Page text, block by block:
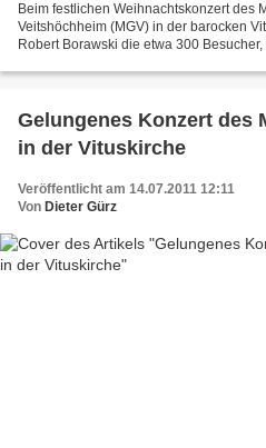
Beim festlichen Weihnachtskonzert des
Veitshöchheim (MGV) in der barocken
Robert Borawski die etwa 300
Gelungenes Konzert des
in der Vituskirche
Veröffentlicht am 14.07.2011 12:11
Von Dieter Gürz